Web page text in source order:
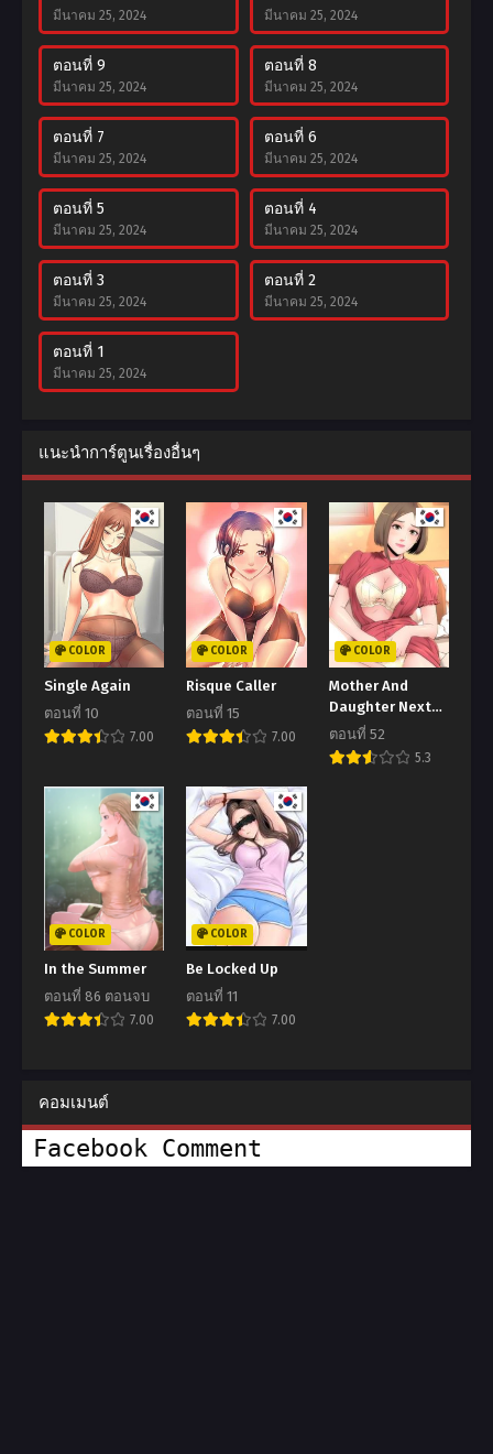
มีนาคม 25, 2024 มีนาคม 25, 2024
ตอนที่ 9
มีนาคม 25, 2024
ตอนที่ 8
มีนาคม 25, 2024
ตอนที่ 7
มีนาคม 25, 2024
ตอนที่ 6
มีนาคม 25, 2024
ตอนที่ 5
มีนาคม 25, 2024
ตอนที่ 4
มีนาคม 25, 2024
ตอนที่ 3
มีนาคม 25, 2024
ตอนที่ 2
มีนาคม 25, 2024
ตอนที่ 1
มีนาคม 25, 2024
แนะนำการ์ตูนเรื่องอื่นๆ
COLOR
Single Again
ตอนที่ 10
7.00
COLOR
Risque Caller
ตอนที่ 15
7.00
COLOR
Mother And
Daughter Next
Door
ตอนที่ 52
5.3
COLOR
In the Summer
ตอนที่ 86 ตอนจบ
7.00
COLOR
Be Locked Up
ตอนที่ 11
7.00
คอมเมนต์
Facebook Comment